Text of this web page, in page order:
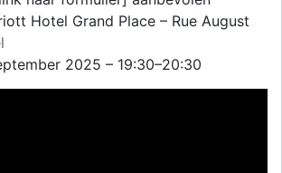
Hotel Grand Place – Rue August
2025 – 19:30–20:30